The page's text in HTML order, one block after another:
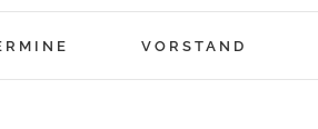
VORSTAND